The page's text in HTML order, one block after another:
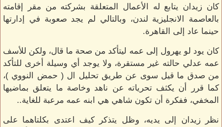
كان زيدان يتابع له الأعمال المتعلقة بشركته من مقر إقامته
بالعاصمة الانجليزية لندن، وبالتالي لم يجد صعوبة في إدارتها
حينما عاد إلى القاهرة.
كان يود لو يهرول إلى عمه ليتأكد من صحة ما قال، ولكن للأسف
عمه عدلي حالته غير مستقرة، ولا يوجد أي وسيلة أخرى للتأكد
من صدق ما قيل سوى عن طريق تحليل ال ( حمض النووي )،
كما قرر أن يكثف تحرياته عن ناهد وخاصة ما يتعلق بماضيها
المخفي، ففكرة أن تكون شاهي هي ابنه عمه مرعبة للغاية..
نظر زيدان إلى يديه، وظل يتذكر كيف اعتدى بكلتاهما على